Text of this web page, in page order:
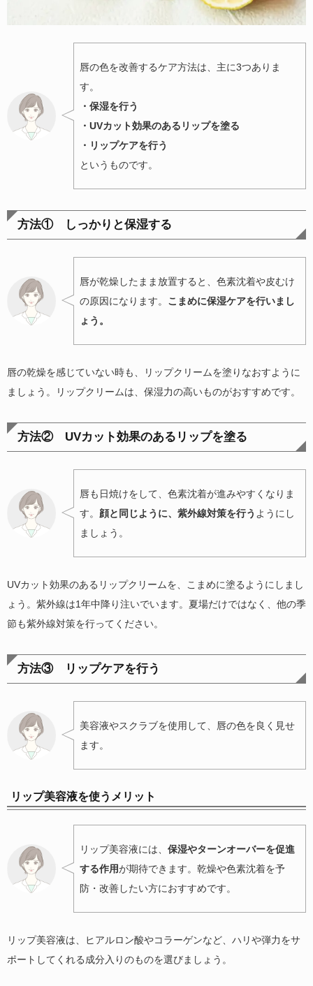
唇の色を改善するケア方法は、主に3つありま
す。
・保湿を行う
・UVカット効果のあるリップを塗る
・リップケアを行う
というものです。
方法① しっかりと保湿する
唇が乾燥したまま放置すると、色素沈着や皮むけ
の原因になります。 こまめに保湿ケアを行いまし
ょう。
唇の乾燥を感じていない時も、リップクリームを塗りなおすように
ましょう。リップクリームは、保湿力の高いものがおすすめです。
方法② UVカット効果のあるリップを塗る
唇も日焼けをして、色素沈着が進みやすくなりま
す。 顔と同じように、紫外線対策を行う ようにし
ましょう。
UVカット効果のあるリップクリームを、こまめに塗るようにしまし
ょう。紫外線は1年中降り注いでいます。夏場だけではなく、他の季
節も紫外線対策を行ってください。
方法③ リップケアを行う
美容液やスクラブを使用して、唇の色を良く見せ
ます。
リップ美容液を使うメリット
リップ美容液には、 保湿やターンオーバーを促進
する作用が期待できます。乾燥や色素沈着を予
防・改善したい方におすすめです。
リップ美容液は、ヒアルロン酸やコラーゲンなど、ハリや弾力をサ
ポートしてくれる成分入りのものを選びましょう。